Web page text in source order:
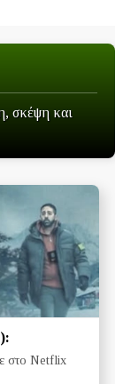
σκέψη και
στο Netflix